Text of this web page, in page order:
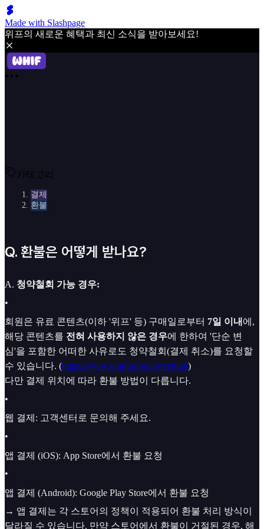
Made with Slashpage
위프의 새로운 혜택과 최신 소식을 받아보세요!
카테고리
결제
환불
Q. 환불은 어떻게 받나요?
A. 청약철회 가능 경우:
•
회원은 유료 콘텐츠(이하 '위프' 등) 구매일로부터 7일 이내 에,
해당 콘텐츠를 전혀 사용하지 않은 경우에 한하여 '단순 변
심'을 포함한 어떠한 사유로도 청약철회(결제 취소)를 요청할
수 있습니다. (https://www.whif.io/policy/refund)
다만 결제 위치에 따라 환불 방법이 다릅니다.
•
웹 결제: 고객센터로 문의해 주세요.
•
앱 결제 (iOS): App Store에서 환불 요청
•
앱 결제 (Android): Google Play Store에서 환불 요청
→ 앱 결제는 각 스토어의 정책이 적용되어 환불 처리 방식이
달라질 수 있습니다. 만약 스토어에서 환불이 거절된 경우, 해